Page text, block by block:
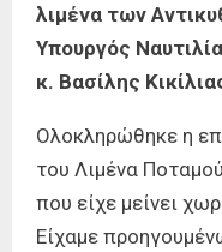
λιμένα των
Υπουργός
κ. Βασίλης
Ολοκληρώθηκε η
του Λιμένα
που είχε μείνει
Είχαμε